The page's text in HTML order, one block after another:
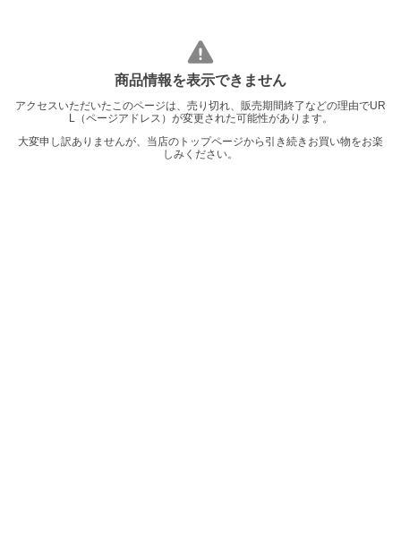
商品情報を表示できません
アクセスいただいたこのページは、売り切れ、販売期間終了などの理由でUR
L（ページアドレス）が変更された可能性があります。
大変申し訳ありませんが、当店のトップページから引き続きお買い物をお楽
しみください。